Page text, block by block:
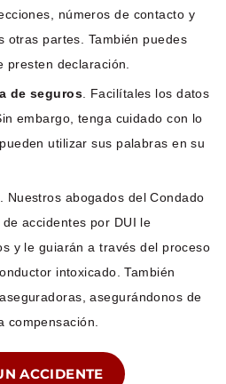
números de contacto y
otras partes. También puedes
presten declaración.
de seguros. Facilítales los datos
embargo, tenga cuidado con lo
utilizar sus palabras en su
. Nuestros abogados del Condado
accidentes por DUI le
y le guiarán a través del proceso
intoxicado. También
asegurándonos de
compensación.
ACCIDENTE